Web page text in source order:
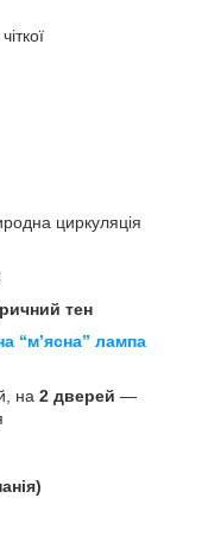
циркуляція
тен
“м’ясна” лампа
на 2 дверей —